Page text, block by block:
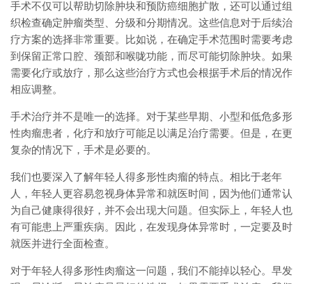
手术不仅可以帮助切除肿块和预防癌细胞扩散，还可以通过组
织检查确定肿瘤类型、分级和分期情况。这些信息对于后续治
疗方案的选择非常重要。比如说，在确定手术范围时需要考虑
到保留正常口腔、颈部和喉咙功能，而尽可能切除肿块。如果
需要化疗或放疗，那么这些治疗方式也会根据手术后的情况作
相应调整。
手术治疗并不是唯一的选择。对于某些早期、小型和低危多形
性肉瘤患者，化疗和放疗可能足以满足治疗需要。但是，在更
复杂的情况下，手术是必要的。
我们也要深入了解年轻人得多形性肉瘤的特点。相比于老年
人，年轻人更容易忽视身体异常和就医时间，因为他们通常认
为自己健康得很好，并不会出现大问题。但实际上，年轻人也
有可能患上严重疾病。因此，在发现身体异常时，一定要及时
就医并进行全面检查。
对于年轻人得多形性肉瘤这一问题，我们不能掉以轻心。早发